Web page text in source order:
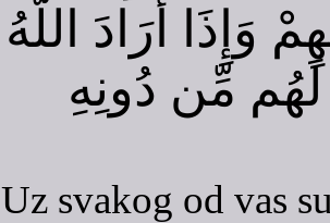
وَإِذَا أَرَادَ اللّهُ
لَهُم مِّن دُونِهِ
Uz svakog od vas